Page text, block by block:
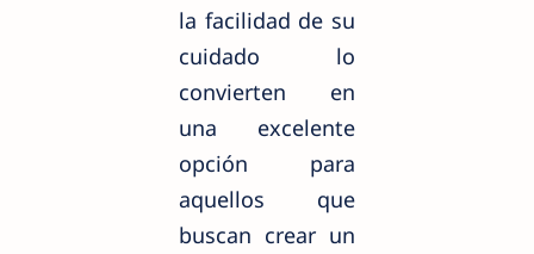
la facilidad de su
cuidado lo
convierten en
una excelente
opción para
aquellos que
buscan crear un